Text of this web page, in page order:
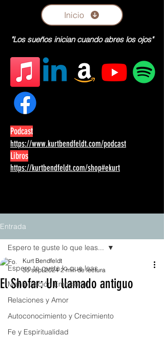
Inicio
"Los sueños inician cuando abres los ojos"
Podcast
https://www.kurtbendfeldt.com/podcast
Libros
https://kurtbendfeldt.com/shop#ekurt
Entrada
Espero te guste lo que leas...
Manipulación Emocional
Relaciones y Amor
Autoconocimiento y Crecimiento
Fe y Espiritualidad
Espero te guste lo que leas...
El Shofar: Un llamado antiguo
Kurt Bendfeldt
30 sept 2024 2 min de lectura